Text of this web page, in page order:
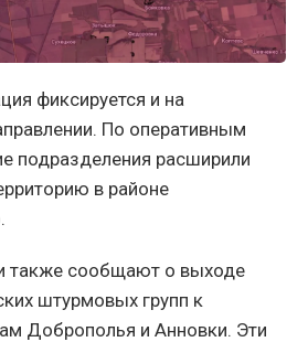
фиксируется и на
По оперативным
подразделения расширили
в районе
также сообщают о выходе
штурмовых групп к
Доброполья и Анновки. Эти